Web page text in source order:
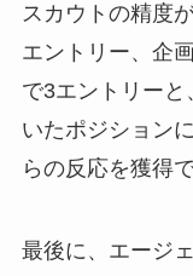
スカウトの精度
エントリー、企
で3エントリー
いたポジション
らの反応を獲得
最後に、エージ